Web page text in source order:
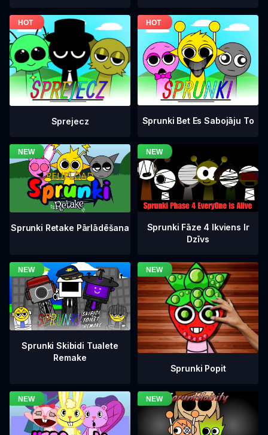
Sprejecz Sprunki Bet Es Sabojāju To
Sprunki Retake Pārlādēšana
Sprunki Fāze 4 Ikviens Ir
Dzīvs
Sprunki Skibidi Tualete
Remake
Sprunki Popit